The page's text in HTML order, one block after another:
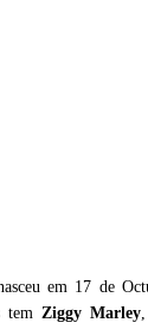
em 17 de
temZiggy Marley